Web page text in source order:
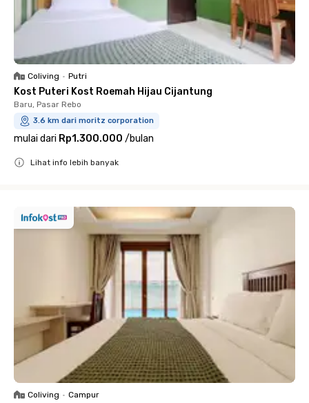
Coliving • Putri
Kost Puteri Kost Roemah Hijau Cijantung
Baru, Pasar Rebo
3.6 km dari moritz corporation
mulai dari Rp1.300.000 /bulan
Lihat info lebih banyak
Coliving • Campur